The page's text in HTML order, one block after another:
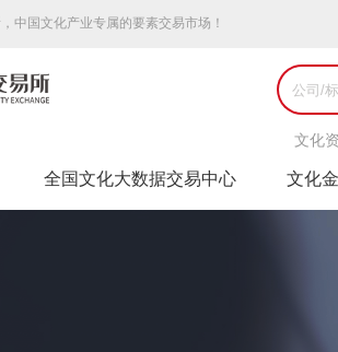
中国文化产业专属的要素交易市场！
文化
全国文化大数据交易中心 文化